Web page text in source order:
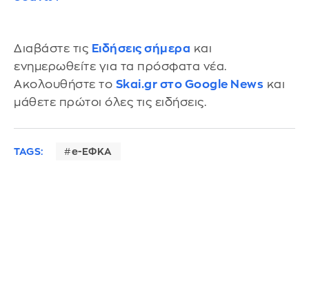
Διαβάστε τις Ειδήσεις σήμερα και
ενημερωθείτε για τα πρόσφατα νέα.
Ακολουθήστε το Skai.gr στο Google News και
μάθετε πρώτοι όλες τις ειδήσεις.
TAGS: e-ΕΦΚΑ